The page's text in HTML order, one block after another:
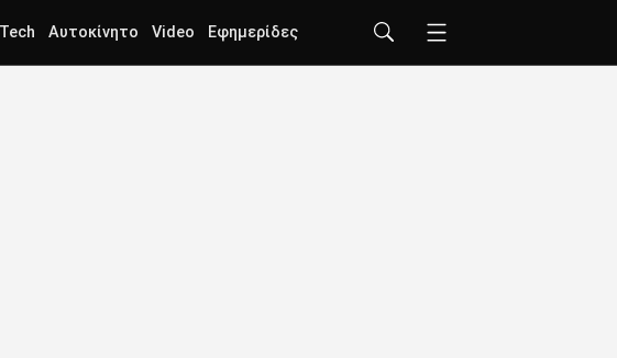
Tech Αυτοκίνητο Video Εφημερίδες